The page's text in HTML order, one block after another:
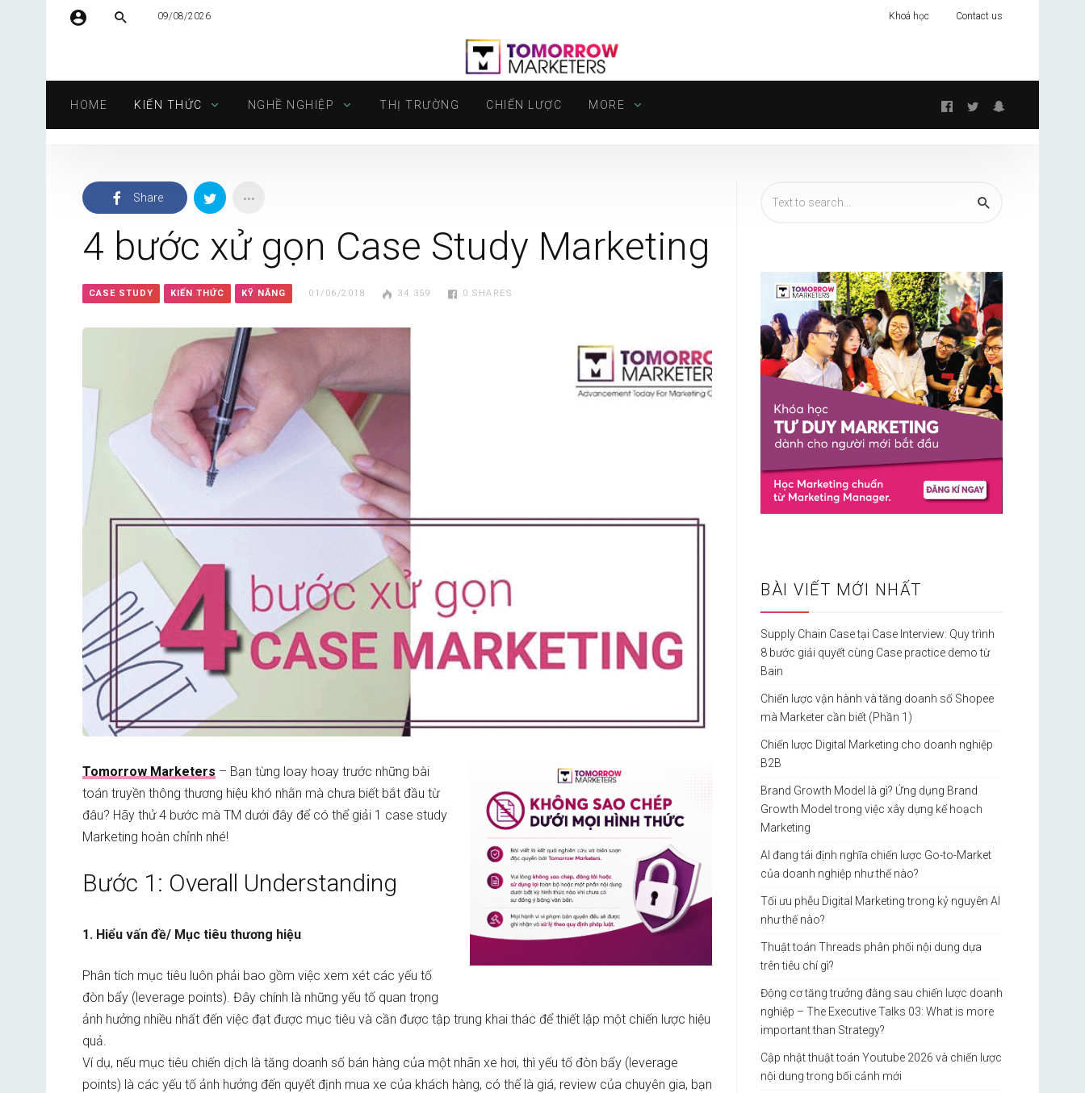
Mật khẩu
Tự động đăng nhập
09/08/2026 Khoá học Contact us
HOME KIẾN THỨC NGHỀ NGHIỆP THỊ TRƯỜNG CHIẾN LƯỢC MORE Follow
Share
4 bước xử gọn Case Study Marketing
CASE STUDY KIẾN THỨC KỸ NĂNG 01/06/2018 34.359 0 SHARES
Tomorrow Marketers – Bạn từng loay hoay trước những bài
toán truyền thông thương hiệu khó nhằn mà chưa biết bắt đầu từ
đâu? Hãy thử 4 bước mà TM dưới đây để có thể giải 1 case study
Marketing hoàn chỉnh nhé!
Bước 1: Overall Understanding
1. Hiểu vấn đề/ Mục tiêu thương hiệu
Phân tích mục tiêu luôn phải bao gồm việc xem xét các yếu tố
đòn bẩy (leverage points). Đây chính là những yếu tố quan trọng
ảnh hưởng nhiều nhất đến việc đạt được mục tiêu và cần được tập trung khai thác để thiết lập một chiến lược hiệu
quả.
Ví dụ, nếu mục tiêu chiến dịch là tăng doanh số bán hàng của một nhãn xe hơi, thì yếu tố đòn bẩy (leverage
points) là các yếu tố ảnh hưởng đến quyết định mua xe của khách hàng, có thể là giá, review của chuyên gia, bạn
BÀI VIẾT MỚI NHẤT
Supply Chain Case tại Case Interview: Quy trình
8 bước giải quyết cùng Case practice demo từ
Bain
Chiến lược vận hành và tăng doanh số Shopee
mà Marketer cần biết (Phần 1)
Chiến lược Digital Marketing cho doanh nghiệp
B2B
Brand Growth Model là gì? Ứng dụng Brand
Growth Model trong việc xây dựng kế hoạch
Marketing
AI đang tái định nghĩa chiến lược Go-to-Market
của doanh nghiệp như thế nào?
Tối ưu phễu Digital Marketing trong kỷ nguyên AI
như thế nào?
Thuật toán Threads phân phối nội dung dựa
trên tiêu chí gì?
Động cơ tăng trưởng đằng sau chiến lược doanh
nghiệp – The Executive Talks 03: What is more
important than Strategy?
Cập nhật thuật toán Youtube 2026 và chiến lược
nội dung trong bối cảnh mới